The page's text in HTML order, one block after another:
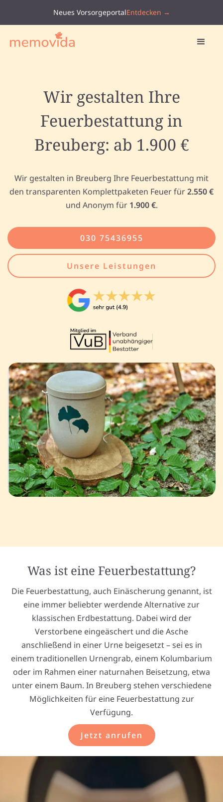
Neues VorsorgeportalEntdecken →
Wir gestalten Ihre
Feuerbestattung in
Breuberg: ab 1.900 €
Wir gestalten in Breuberg Ihre Feuerbestattung mit
den transparenten Komplettpaketen Feuer für2.550 €
und Anonym für 1.900 €.
030 75436955
Unsere Leistungen
Was ist eine Feuerbestattung?
Die Feuerbestattung, auch Einäscherung genannt, ist
eine immer beliebter werdende Alternative zur
klassischen Erdbestattung. Dabei wird der
Verstorbene eingeäschert und die Asche
anschließend in einer Urne beigesetzt – sei es in
einem traditionellen Urnengrab, einem Kolumbarium
oder im Rahmen einer naturnahen Beisetzung, etwa
unter einem Baum. In Breuberg stehen verschiedene
Möglichkeiten für eine Feuerbestattung zur
Verfügung.
Jetzt anrufen